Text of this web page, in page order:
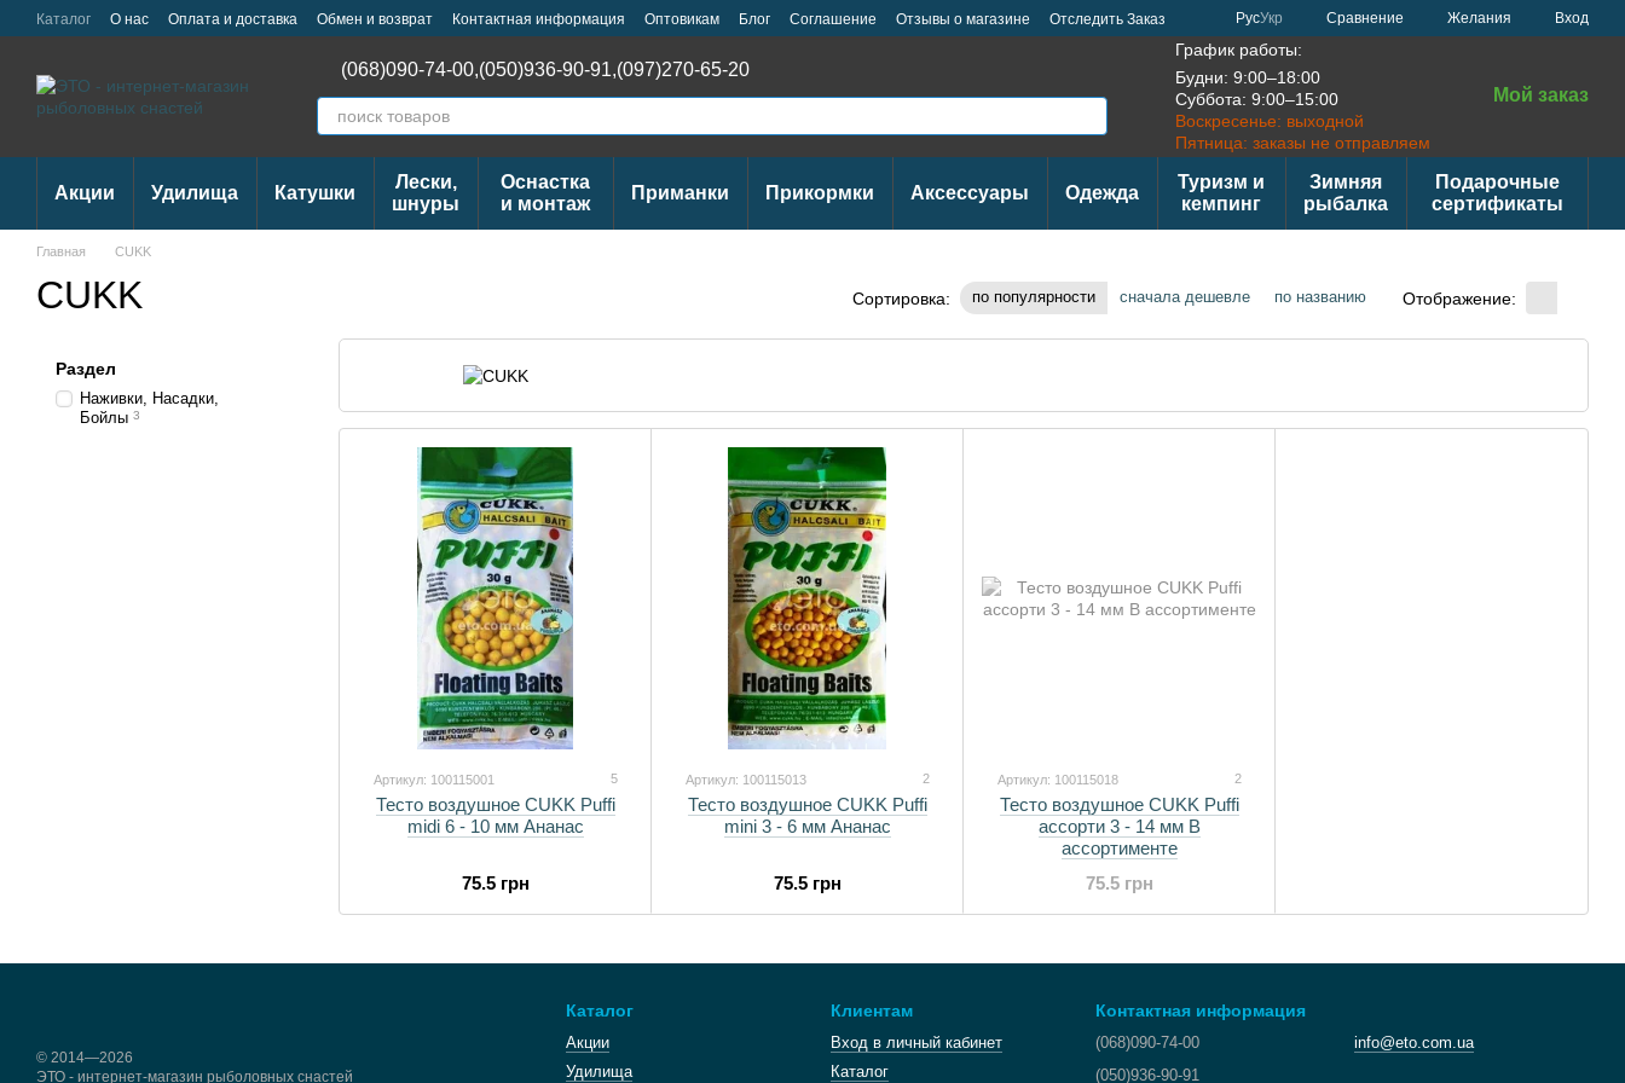
Перейти к основному контенту
Каталог О нас Оплата и доставка Обмен и возврат Контактная информация Оптовикам Блог Cоглашение Отзывы о магазине Отследить Заказ РусУкр Сравнение Желания Вход
(068)090-74-00,(050)936-90-91,(097)270-65-20
График работы:
Будни: 9:00–18:00
Суббота: 9:00–15:00
Воскресенье: выходной
Пятница: заказы не отправляем
Мой заказ
Акции Удилища Катушки
Лески,
шнуры
Оснастка
и монтаж
Приманки Прикормки Аксессуары Одежда
Туризм и
кемпинг
Зимняя
рыбалка
Подарочные
сертификаты
Главная CUKK
CUKK Сортировка: по популярности сначала дешевле по названию Отображение:
Артикул: 100115001 5
Тесто воздушное CUKK Puffi
midi 6 - 10 мм Ананас
75.5 грн
Артикул: 100115013 2
Тесто воздушное CUKK Puffi
mini 3 - 6 мм Ананас
75.5 грн
Артикул: 100115018 2
Тесто воздушное CUKK Puffi
ассорти 3 - 14 мм В
ассортименте
75.5 грн
Раздел
Наживки, Насадки,
Бойлы 3
© 2014—2026
ЭТО - интернет-магазин рыболовных снастей
Каталог
Акции
Удилища
Клиентам
Вход в личный кабинет
Каталог
Контактная информация
(068)090-74-00
(050)936-90-91
info@eto.com.ua